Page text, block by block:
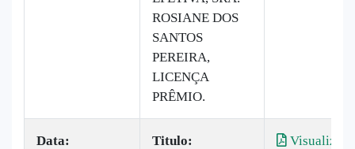
ROSIANE DOS
SANTOS
PEREIRA,
LICENÇA
PRÊMIO.
Data:
Titulo:
Visualizar